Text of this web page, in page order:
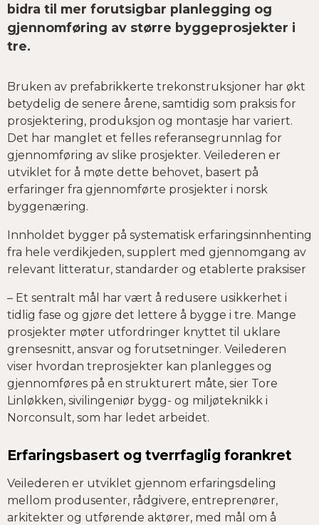
bidra til mer forutsigbar planlegging og
gjennomføring av større byggeprosjekter i
tre.
Bruken av prefabrikkerte trekonstruksjoner har økt
betydelig de senere årene, samtidig som praksis for
prosjektering, produksjon og montasje har variert.
Det har manglet et felles referansegrunnlag for
gjennomføring av slike prosjekter. Veilederen er
utviklet for å møte dette behovet, basert på
erfaringer fra gjennomførte prosjekter i norsk
byggenæring.
Innholdet bygger på systematisk erfaringsinnhenting
fra hele verdikjeden, supplert med gjennomgang av
relevant litteratur, standarder og etablerte praksiser
– Et sentralt mål har vært å redusere usikkerhet i
tidlig fase og gjøre det lettere å bygge i tre. Mange
prosjekter møter utfordringer knyttet til uklare
grensesnitt, ansvar og forutsetninger. Veilederen
viser hvordan treprosjekter kan planlegges og
gjennomføres på en strukturert måte, sier Tore
Linløkken, sivilingeniør bygg- og miljøteknikk i
Norconsult, som har ledet arbeidet.
Erfaringsbasert og tverrfaglig forankret
Veilederen er utviklet gjennom erfaringsdeling
mellom produsenter, rådgivere, entreprenører,
arkitekter og utførende aktører, med mål om å